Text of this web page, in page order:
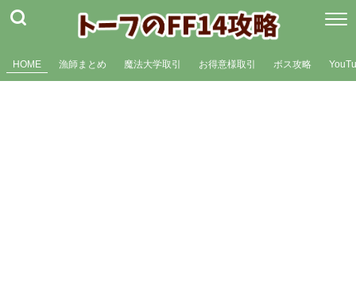
HOME 漁師まとめ 魔法大学取引 お得意様取引 ボス攻略